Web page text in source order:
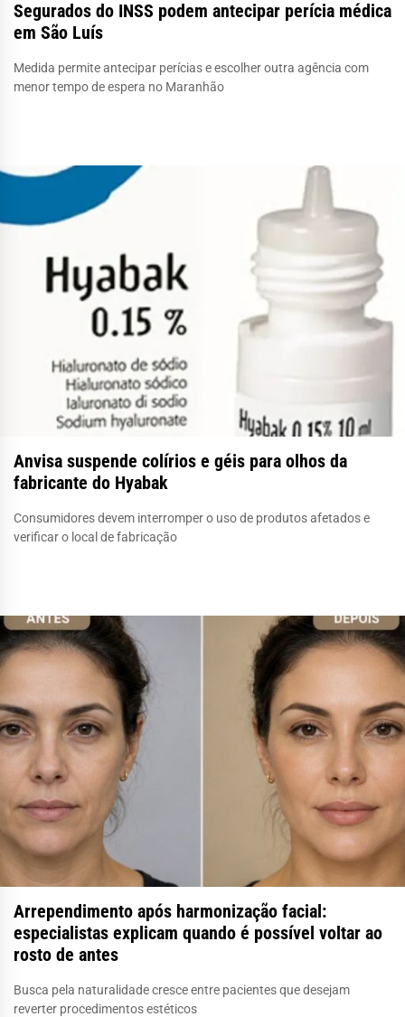
Segurados do INSS podem antecipar perícia médica
em São Luís
Medida permite antecipar perícias e escolher outra agência com
menor tempo de espera no Maranhão
Anvisa suspende colírios e géis para olhos da
fabricante do Hyabak
Consumidores devem interromper o uso de produtos afetados e
verificar o local de fabricação
Arrependimento após harmonização facial:
especialistas explicam quando é possível voltar ao
rosto de antes
Busca pela naturalidade cresce entre pacientes que desejam
reverter procedimentos estéticos